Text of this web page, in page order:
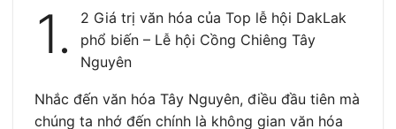
1.
2 Giá trị văn hóa của Top lễ hội DakLak
phổ biến – Lễ hội Cồng Chiêng Tây
Nguyên
Nhắc đến văn hóa Tây Nguyên, điều đầu tiên mà
chúng ta nhớ đến chính là không gian văn hóa